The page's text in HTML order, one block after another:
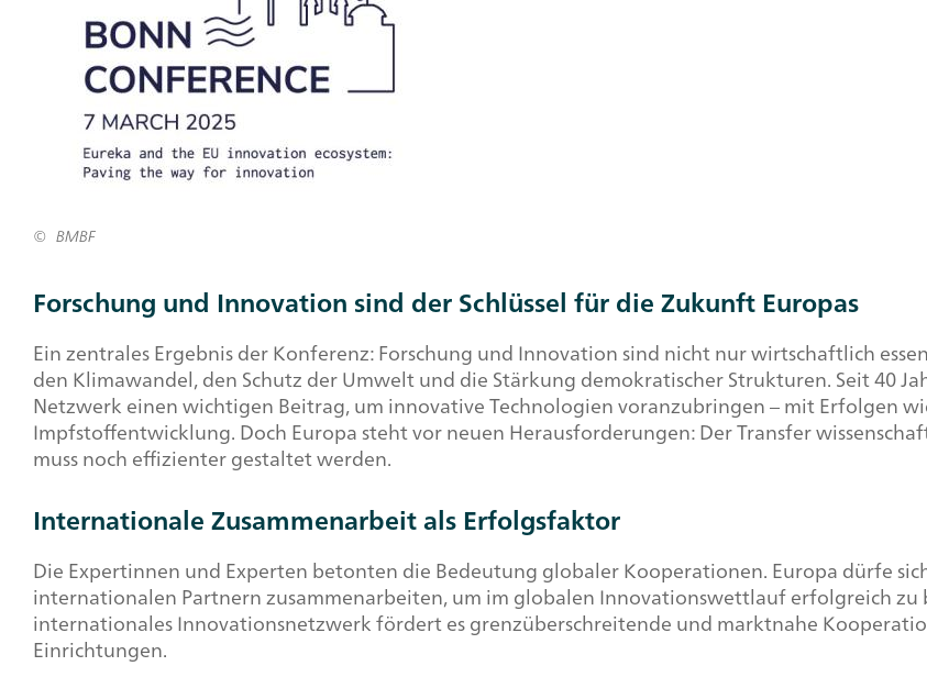
BMBF
Forschung und Innovation sind der Schlüssel für die Zukunft Europas
Ein zentrales Ergebnis der Konferenz: Forschung und Innovation sind nicht nur wirtschaftlich
den Klimawandel, den Schutz der Umwelt und die Stärkung demokratischer Strukturen. Seit 40
Netzwerk einen wichtigen Beitrag, um innovative Technologien voranzubringen – mit Erfolgen
Impfstoffentwicklung. Doch Europa steht vor neuen Herausforderungen: Der Transfer
muss noch effizienter gestaltet werden.
Internationale Zusammenarbeit als Erfolgsfaktor
Die Expertinnen und Experten betonten die Bedeutung globaler Kooperationen. Europa dürfe
internationalen Partnern zusammenarbeiten, um im globalen Innovationswettlauf erfolgreich zu
internationales Innovationsnetzwerk fördert es grenzüberschreitende und marktnahe
Einrichtungen.